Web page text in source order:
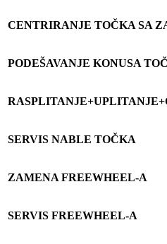
CENTRIRANJE TOČKA SA
PODEŠAVANJE KONUSA TOČ
SERVIS NABLE TOČKA
ZAMENA FREEWHEEL-A
SERVIS FREEWHEEL-A